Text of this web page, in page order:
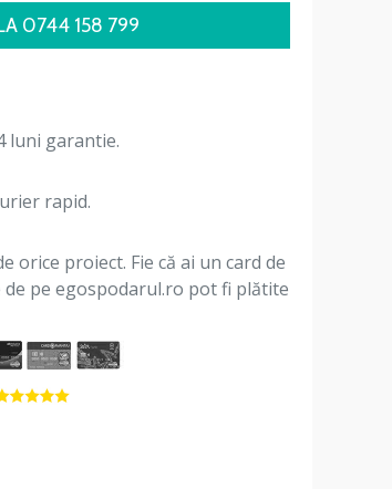
0744 158 799
luni garantie.
rapid.
orice proiect. Fie că ai un card de
pe egospodarul.ro pot fi plătite